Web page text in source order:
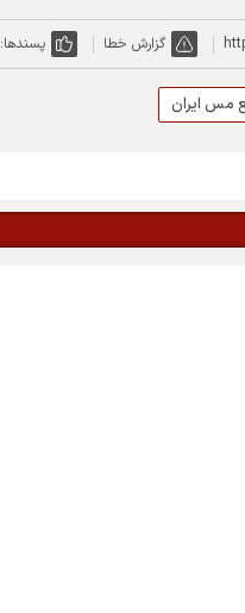
گزارش خطا پسندها:
مس ایران